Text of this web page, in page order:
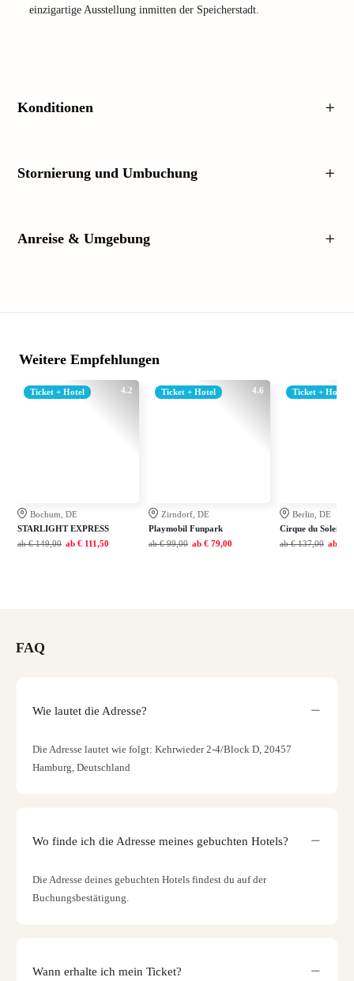
einzigartige Ausstellung inmitten der Speicherstadt.
Konditionen
Stornierung und Umbuchung
Anreise & Umgebung
Weitere Empfehlungen
4.2
Ticket + Hotel
Bochum, DE
STARLIGHT EXPRESS
ab € 149,00 ab € 111,50
4.6
Ticket + Hotel
Zirndorf, DE
Playmobil Funpark
ab € 99,00 ab € 79,00
Ticket + Hotel
Berlin, DE
Cirque du Soleil
ab € 137,00 ab
FAQ
Wie lautet die Adresse?
Die Adresse lautet wie folgt: Kehrwieder 2-4/Block D, 20457
Hamburg, Deutschland
Wo finde ich die Adresse meines gebuchten Hotels?
Die Adresse deines gebuchten Hotels findest du auf der
Buchungsbestätigung.
Wann erhalte ich mein Ticket?